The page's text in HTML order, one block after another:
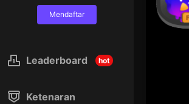
Mendaftar
Leaderboard hot
Ketenaran